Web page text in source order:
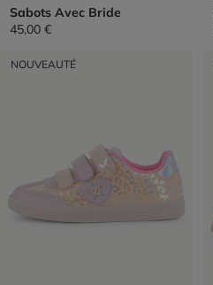
Sabots Avec Bride
45,00 €
NOUVEAUTÉ